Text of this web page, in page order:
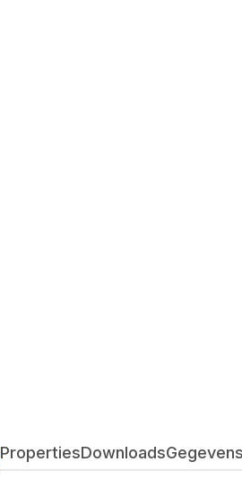
PropertiesDownloads